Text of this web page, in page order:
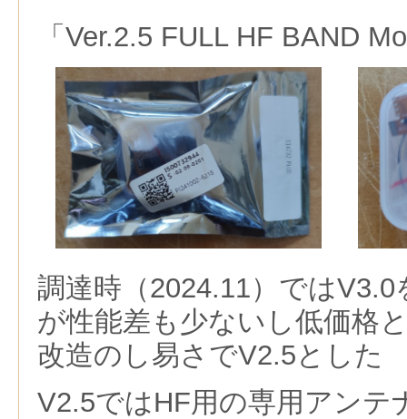
「Ver.2.5 FULL HF BAND
調達時（2024.11）では
が性能差も少ないし低価格
改造のし易さでV2.5とした
V2.5ではHF用の専用アンテ